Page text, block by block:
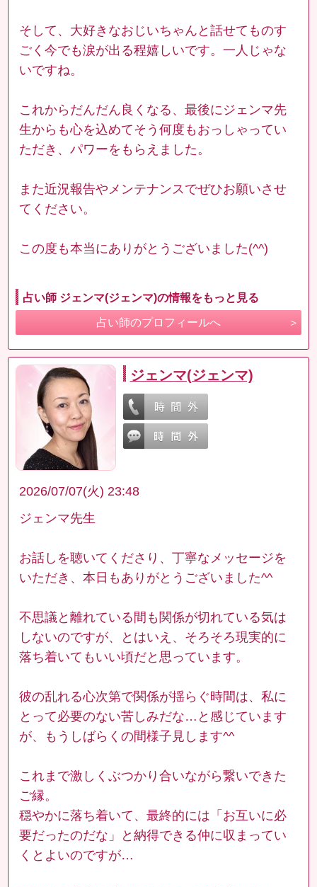
そして、大好きなおじいちゃんと話せてものす
ごく今でも涙が出る程嬉しいです。一人じゃな
いですね。
これからだんだん良くなる、最後にジェンマ先
生からも心を込めてそう何度もおっしゃってい
ただき、パワーをもらえました。
また近況報告やメンテナンスでぜひお願いさせ
てください。
この度も本当にありがとうございました(^^)
占い師 ジェンマ(ジェンマ)の情報をもっと見る
占い師のプロフィールへ
ジェンマ(ジェンマ)
2026/07/07(火) 23:48
ジェンマ先生
お話しを聴いてくださり、丁寧なメッセージを
いただき、本日もありがとうございました^^
不思議と離れている間も関係が切れている気は
しないのですが、とはいえ、そろそろ現実的に
落ち着いてもいい頃だと思っています。
彼の乱れる心次第で関係が揺らぐ時間は、私に
とって必要のない苦しみだな…と感じています
が、もうしばらくの間様子見します^^
これまで激しくぶつかり合いながら繋いできた
ご縁。
穏やかに落ち着いて、最終的には「お互いに必
要だったのだな」と納得できる仲に収まってい
くとよいのですが…